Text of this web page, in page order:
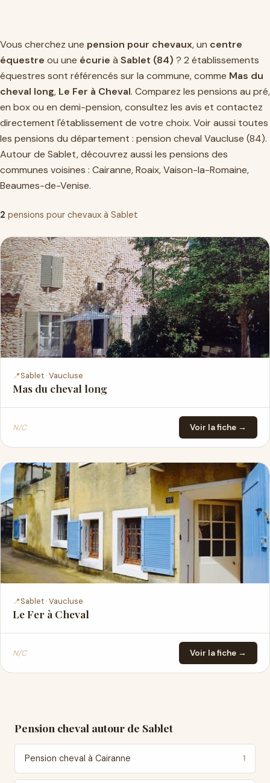
Vous cherchez une pension pour chevaux, un centre
équestre ou une écurie à Sablet (84) ? 2 établissements
équestres sont référencés sur la commune, comme Mas du
cheval long, Le Fer à Cheval. Comparez les pensions au pré,
en box ou en demi-pension, consultez les avis et contactez
directement l'établissement de votre choix. Voir aussi toutes
les pensions du département : pension cheval Vaucluse (84).
Autour de Sablet, découvrez aussi les pensions des
communes voisines : Cairanne,Roaix,Vaison-la-Romaine,
Beaumes-de-Venise.
2 pensions pour chevaux à Sablet
📍Sablet · Vaucluse
Mas du cheval long
N/C Voir la fiche →
📍Sablet · Vaucluse
Le Fer à Cheval
N/C Voir la fiche →
Pension cheval autour de Sablet
Pension cheval à Cairanne 1